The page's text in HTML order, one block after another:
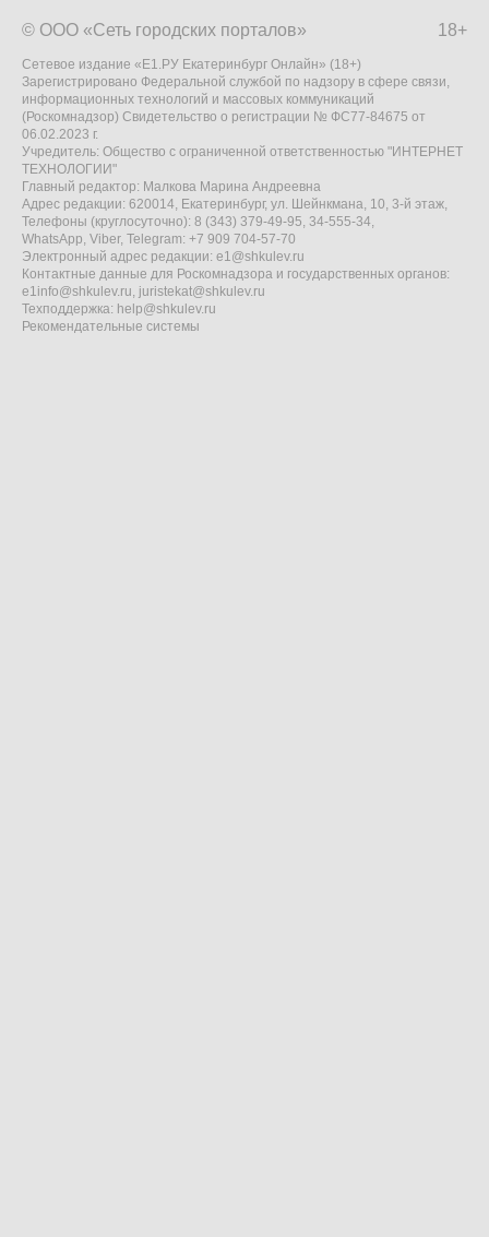
18+
© ООО «Сеть городских порталов»
Сетевое издание «Е1.РУ Екатеринбург Онлайн» (18+)
Зарегистрировано Федеральной службой по надзору в сфере связи,
информационных технологий и массовых коммуникаций
(Роскомнадзор) Свидетельство о регистрации № ФС77-84675 от
06.02.2023 г.
Учредитель: Общество с ограниченной ответственностью "ИНТЕРНЕТ
ТЕХНОЛОГИИ"
Главный редактор: Малкова Марина Андреевна
Адрес редакции: 620014, Екатеринбург, ул. Шейнкмана, 10, 3-й этаж,
Телефоны (круглосуточно): 8 (343) 379-49-95, 34-555-34,
WhatsApp, Viber, Telegram: +7 909 704-57-70
Электронный адрес редакции: e1@shkulev.ru
Контактные данные для Роскомнадзора и государственных органов:
e1info@shkulev.ru, juristekat@shkulev.ru
Техподдержка: help@shkulev.ru
Рекомендательные системы